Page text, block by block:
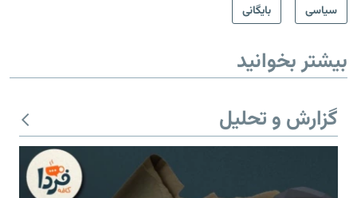
سیاسی بایگانی
بیشتر بخوانید
گزارش و تحلیل